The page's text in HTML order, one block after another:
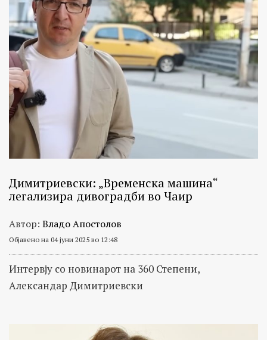
Димитриевски: „Временска машина“
легализира дивоградби во Чаир
Автор: Владо Апостолов
Објавено на 04 јуни 2025 во 12:48
Интервју со новинарот на 360 Степени,
Александар Димитриевски